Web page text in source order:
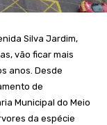
Silva Jardim,
vão ficar mais
anos. Desde
de
Municipal do Meio
da espécie